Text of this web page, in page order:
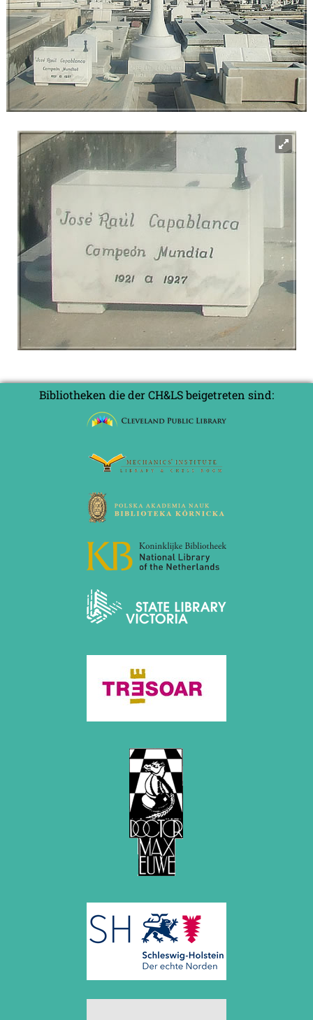
Bibliotheken die der CH&LS beigetreten sind: